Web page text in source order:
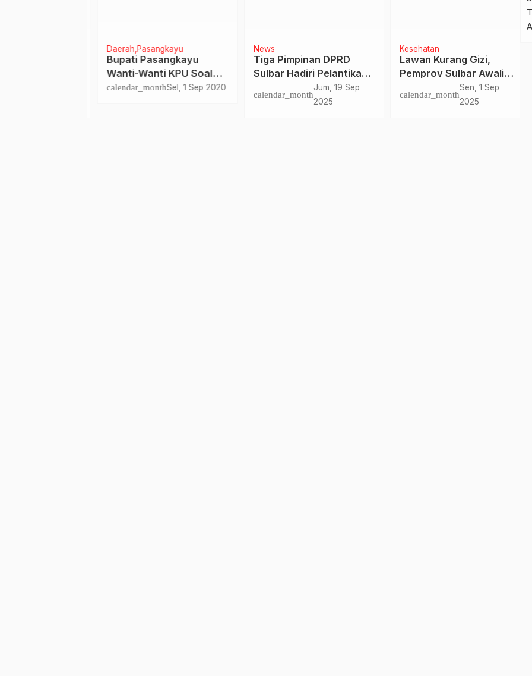
Daerah Pasangkayu
Bupati Pasangkayu
Wanti-Wanti KPU Soal
Pendaftaran Paslon
calendar_monthSel, 1 Sep 2020
News
Tiga Pimpinan DPRD
Sulbar Hadiri Pelantikan
KAHMI, Siap Dukung
Program Strategis
calendar_month
Jum, 19 Sep
2025
Kesehatan
Lawan Kurang Gizi,
Pemprov Sulbar Awali
Program Berikan
Makanan Bergizi di
calendar_month
Sen, 1 Sep
2025